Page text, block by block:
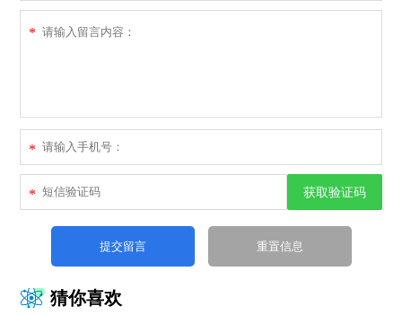
*
*
* 获取验证码
猜你喜欢